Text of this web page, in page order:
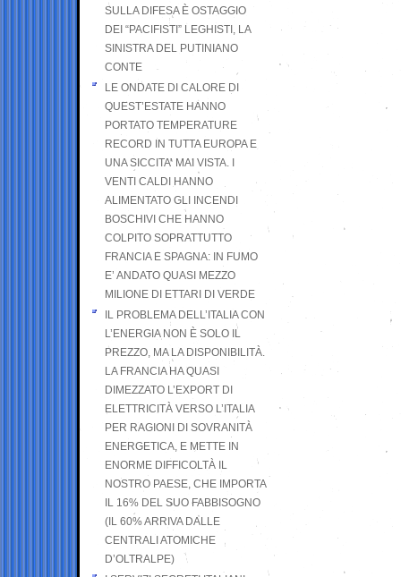
SULLA DIFESA È OSTAGGIO
DEI “PACIFISTI” LEGHISTI, LA
SINISTRA DEL PUTINIANO
CONTE
LE ONDATE DI CALORE DI
QUEST’ESTATE HANNO
PORTATO TEMPERATURE
RECORD IN TUTTA EUROPA E
UNA SICCITA’ MAI VISTA. I
VENTI CALDI HANNO
ALIMENTATO GLI INCENDI
BOSCHIVI CHE HANNO
COLPITO SOPRATTUTTO
FRANCIA E SPAGNA: IN FUMO
E’ ANDATO QUASI MEZZO
MILIONE DI ETTARI DI VERDE
IL PROBLEMA DELL’ITALIA CON
L’ENERGIA NON È SOLO IL
PREZZO, MA LA DISPONIBILITÀ.
LA FRANCIA HA QUASI
DIMEZZATO L’EXPORT DI
ELETTRICITÀ VERSO L’ITALIA
PER RAGIONI DI SOVRANITÀ
ENERGETICA, E METTE IN
ENORME DIFFICOLTÀ IL
NOSTRO PAESE, CHE IMPORTA
IL 16% DEL SUO FABBISOGNO
(IL 60% ARRIVA DALLE
CENTRALI ATOMICHE
D’OLTRALPE)